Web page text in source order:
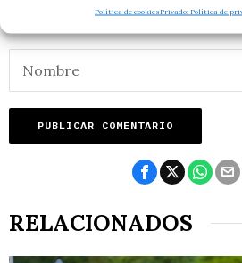
Política de cookiesPrivado: Política de
RELACIONADOS